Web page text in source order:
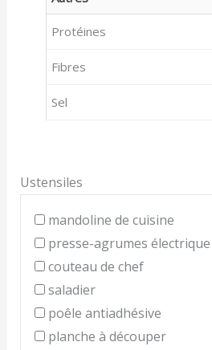
Protéines
Fibres
Sel
Ustensiles
mandoline de cuisine
presse-agrumes électrique
couteau de chef
saladier
poêle antiadhésive
planche à découper